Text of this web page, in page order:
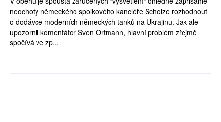
neochoty německého spolkového kancléře Scholze rozhodnout
o dodávce moderních německých tanků na Ukrajinu. Jak ale
upozornil komentátor Sven Ortmann, hlavní problém zřejmě
spočívá ve zp...